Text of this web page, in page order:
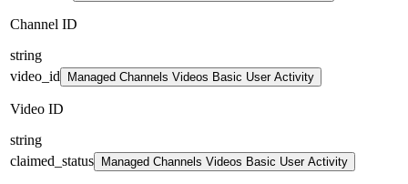
Channel ID
string
video_id
Managed Channels Videos Basic User Activity
Video ID
string
claimed_status
Managed Channels Videos Basic User Activity